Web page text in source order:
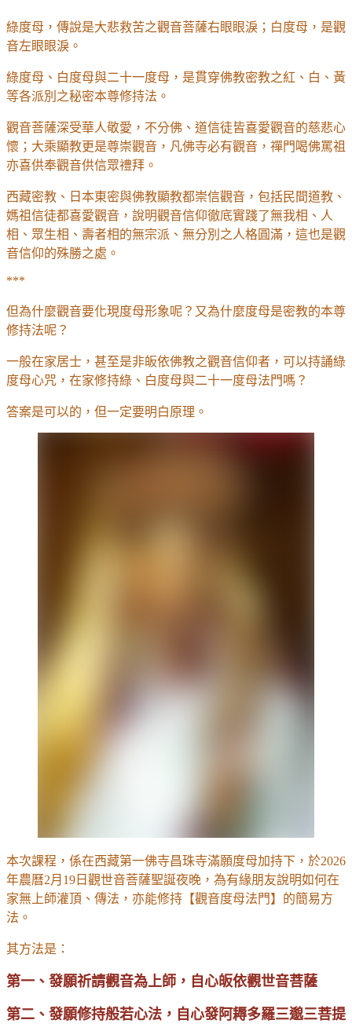
綠度母，傳說是大悲救苦之觀音菩薩右眼眼淚；白度母，是觀
音左眼眼淚。
綠度母、白度母與二十一度母，是貫穿佛教密教之紅、白、黃
等各派別之秘密本尊修持法。
觀音菩薩深受華人敬愛，不分佛、道信徒皆喜愛觀音的慈悲心
懷；大乘顯教更是尊崇觀音，凡佛寺必有觀音，禪門喝佛罵祖
亦喜供奉觀音供信眾禮拜。
西藏密教、日本東密與佛教顯教都崇信觀音，包括民間道教、
媽祖信徒都喜愛觀音，說明觀音信仰徹底實踐了無我相、人
相、眾生相、壽者相的無宗派、無分別之人格圓滿，這也是觀
音信仰的殊勝之處。
***
但為什麼觀音要化現度母形象呢？又為什麼度母是密教的本尊
修持法呢？
一般在家居士，甚至是非皈依佛教之觀音信仰者，可以持誦綠
度母心咒，在家修持綠、白度母與二十一度母法門嗎？
答案是可以的，但一定要明白原理。
本次課程，係在西藏第一佛寺昌珠寺滿願度母加持下，於2026
年農曆2月19日觀世音菩薩聖誕夜晚，為有緣朋友說明如何在
家無上師灌頂、傳法，亦能修持【觀音度母法門】的簡易方
法。
其方法是：
第一、發願祈請觀音為上師，自心皈依觀世音菩薩
第二、發願修持般若心法，自心發阿耨多羅三邈三菩提